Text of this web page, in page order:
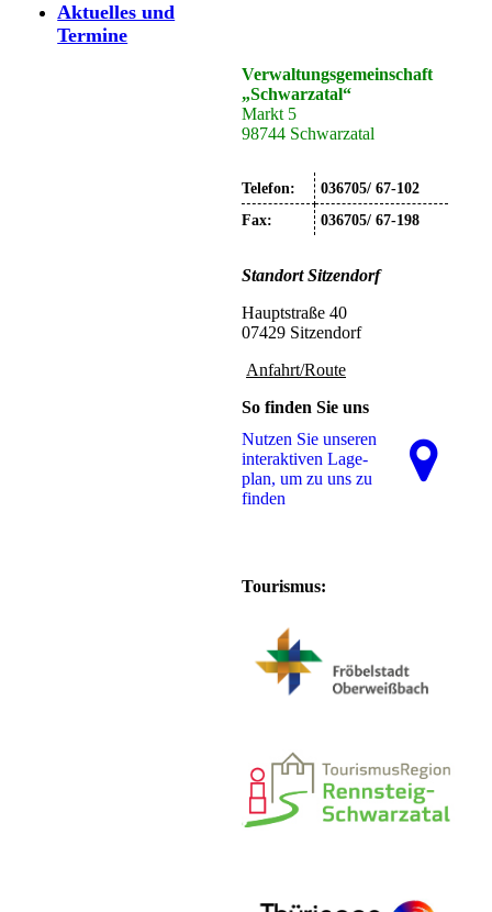
Aktuelles und
Termine
Verwaltungsgemeinschaft
„Schwarzatal“
Markt 5
98744 Schwarzatal
Telefon:
036705/ 67-102
Fax:
036705/ 67-198
StandortSitzendorf
Hauptstraße 40
07429 Sitzendorf
Anfahrt/Route
So finden Sie uns
Nutzen Sie unseren
interaktiven La­ge­
plan, um zu uns zu
finden
Tourismus: